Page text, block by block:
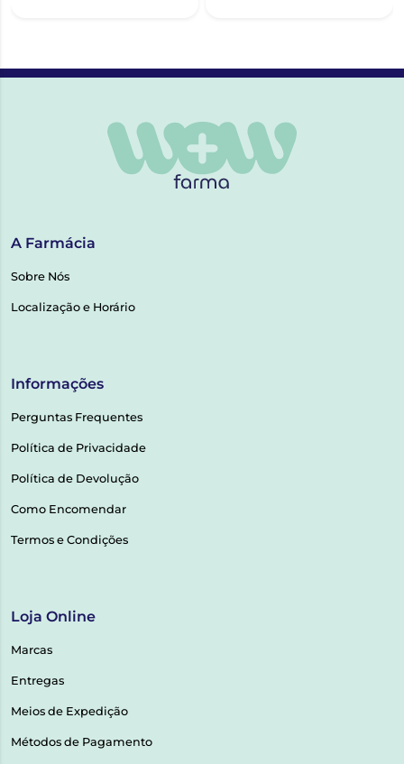
A Farmácia
Sobre Nós
Localização e Horário
Informações
Perguntas Frequentes
Política de Privacidade
Política de Devolução
Como Encomendar
Termos e Condições
Loja Online
Marcas
Entregas
Meios de Expedição
Métodos de Pagamento